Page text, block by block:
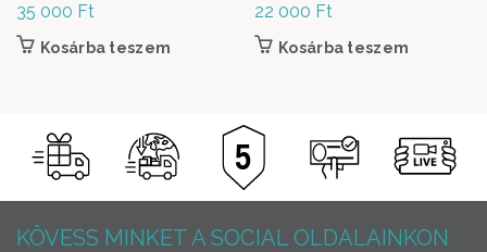
35 000 Ft
Kosárba teszem
22 000 Ft
Kosárba teszem
KÖVESS MINKET A SOCIAL OLDALAINKON